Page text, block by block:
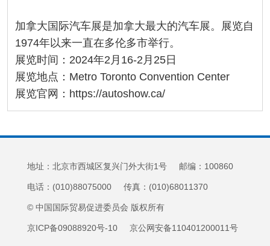
加拿大国际汽车展是加拿大最大的汽车展。展览自
1974年以来一直在多伦多市举行。
展览时间：2024年2月16-2月25日
展览地点：Metro Toronto Convention Center
展览官网：https://autoshow.ca/
地址：北京市西城区复兴门外大街1号 邮编：100860
电话：(010)88075000 传真：(010)68011370
© 中国国际贸易促进委员会 版权所有
京ICP备09088920号-10 京公网安备110401200011号